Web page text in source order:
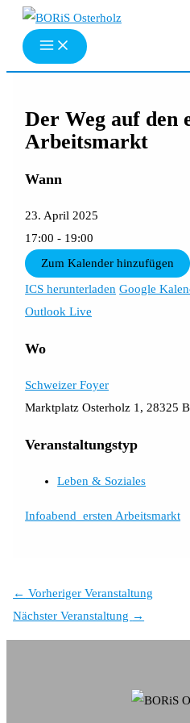
Zum
Inhalt
springen
Der Weg auf den
Arbeitsmarkt
Wann
23. April 2025
17:00 - 19:00
Zum Kalender hinzufügen
ICS herunterladen Google
Outlook Live
Wo
Schweizer Foyer
Marktplatz Osterholz 1, 28325
Veranstaltungstyp
Leben & Soziales
Infoabend_ersten Arbeitsmarkt
← Vorheriger Veranstaltung
Nächster Veranstaltung →